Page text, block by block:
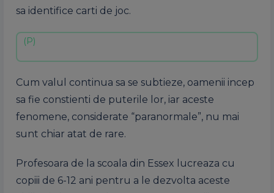
sa identifice carti de joc.
Cum valul continua sa se subtieze, oamenii incep
sa fie constienti de puterile lor, iar aceste
fenomene, considerate “paranormale”, nu mai
sunt chiar atat de rare.
Profesoara de la scoala din Essex lucreaza cu
copiii de 6-12 ani pentru a le dezvolta aceste